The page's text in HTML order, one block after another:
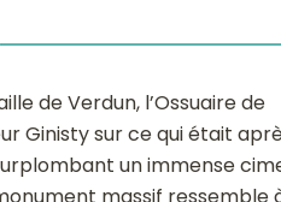
de Verdun, l’Ossuaire de
Ginisty sur ce qui était
un immense
massif ressemble